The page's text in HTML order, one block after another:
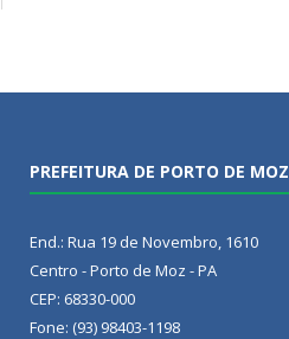
PREFEITURA DE PORTO DE MOZ
End.: Rua 19 de Novembro, 1610
Centro - Porto de Moz - PA
CEP: 68330-000
Fone: (93) 98403-1198